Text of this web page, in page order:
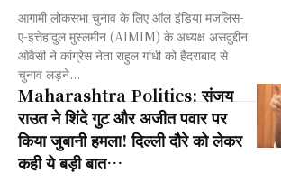
आगामी लोकसभा चुनाव के लिए ऑल इंडिया मजलिस-
ए-इत्तेहादुल मुस्लमीन (AIMIM) के अध्यक्ष असदुद्दीन
ओवैसी ने कांग्रेस नेता राहुल गांधी को हैदराबाद से
चुनाव लड़ने...
Maharashtra Politics: संजय
राउत ने शिंदे गुट और अजीत पवार पर
किया जुबानी हमला! दिल्ली दौरे को लेकर
कही ये बड़ी बात…